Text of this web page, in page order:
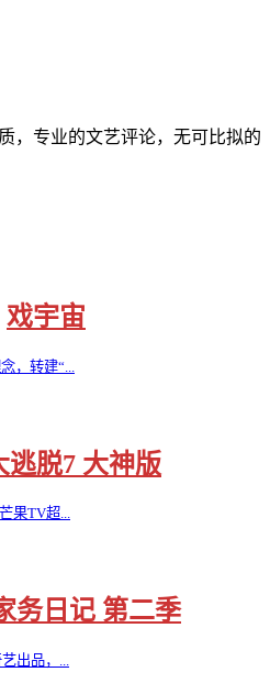
，专业的文艺评论，无可比拟的
戏宇宙
，转建“...
逃脱7 大神版
果TV超...
务日记 第二季
出品，...